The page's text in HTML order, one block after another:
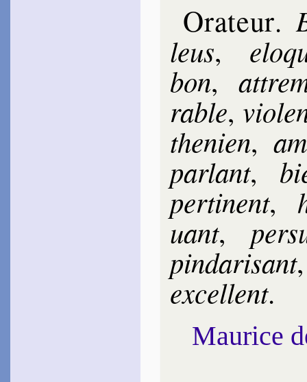
Orateur.
leus,
bon,
rable,
the­nien,
parlant,
per­ti­nent,
uant,
pin­da­ri­sant
ex­cel­lent.
Maurice